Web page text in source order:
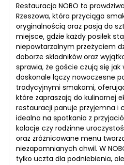
Restauracja NOBO to
Rzeszowa, która przyciąga
oryginalnością oraz pasją do
miejsce, gdzie każdy posiłek
niepowtarzalnym przeżyciem
doborze składników oraz
sprawia, że goście czują się jak
doskonale łączy nowoczesne
tradycyjnymi smakami,
które zapraszają do kulinarnej
restauracji panuje przyjemna i
idealna na spotkania z
kolacje czy rodzinne
oraz zróżnicowane menu
niezapomnianych chwil. W
tylko uczta dla podniebienia,